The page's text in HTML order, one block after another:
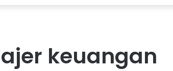
keuangan